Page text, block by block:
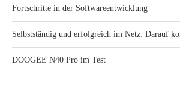
Fortschritte in der Softwareentwicklung
Selbstständig und erfolgreich im Netz: Darauf
DOOGEE N40 Pro im Test